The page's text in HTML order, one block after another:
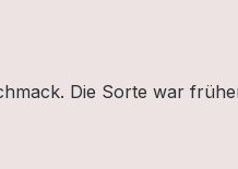
Die Sorte war